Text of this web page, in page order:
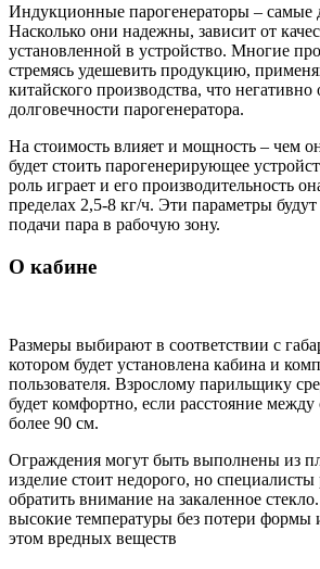
Индукционные парогенераторы – самые
Насколько они надежны, зависит от
установленной в устройство. Многие
стремясь удешевить продукцию,
китайского производства, что негативно
долговечности парогенератора.
На стоимость влияет и мощность – чем
будет стоить парогенерирующее
роль играет и его производительность
пределах 2,5-8 кг/ч. Эти параметры будут
подачи пара в рабочую зону.
О кабине
Размеры выбирают в соответствии с
котором будет установлена кабина и
пользователя. Взрослому парильщику
будет комфортно, если расстояние между
более 90 см.
Ограждения могут быть выполнены из
изделие стоит недорого, но
обратить внимание на закаленное
высокие температуры без потери формы
этом вредных веществ